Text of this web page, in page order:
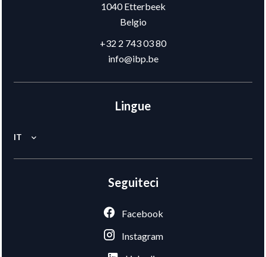
1040Etterbeek
Belgio
+32 2 743 03 80
info@ibp.be
Lingue
IT
Seguiteci
Facebook
Instagram